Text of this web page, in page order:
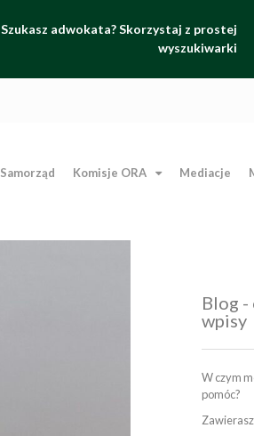
Szukasz adwokata? Skorzystaj z prostej
wyszukiwarki
Samorząd Komisje ORA Mediacje
Blog
wpisy
W czym
pomóc?